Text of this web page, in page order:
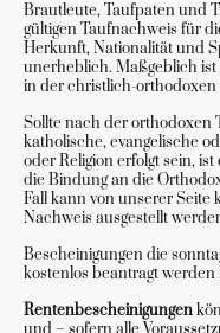
Brautleute, Taufpaten und
gültigen Taufnachweis für
Herkunft, Nationalität und
unerheblich. Maßgeblich
in der christlich-orthodoxen
Sollte nach der orthodoxen
katholische, evangelische
oder Religion erfolgt sein,
die Bindung an die
Fall kann von unserer
Nachweis ausgestellt
Bescheinigungen die
kostenlos beantragt werden
Rentenbescheinigungen